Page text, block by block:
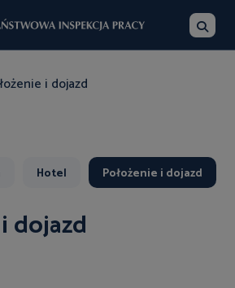
i dojazd
Hotel Położenie i dojazd
dojazd
Szukaj